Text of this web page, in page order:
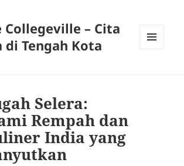
Collegeville – Cita
di Tengah Kota
Selera:
Rempah dan
India yang